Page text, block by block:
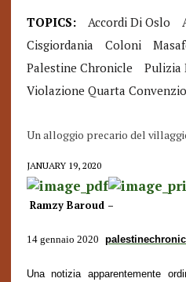
TOPICS: Accordi Di Oslo
Cisgiordania
Coloni
Palestine Chronicle
Pulizia
Violazione Quarta
Un alloggio precario del
JANUARY 19, 2020
Ramzy Baroud–
14 gennaio 2020
Una notizia apparentemente